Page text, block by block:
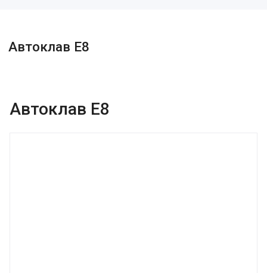
Автоклав E8
Автоклав E8